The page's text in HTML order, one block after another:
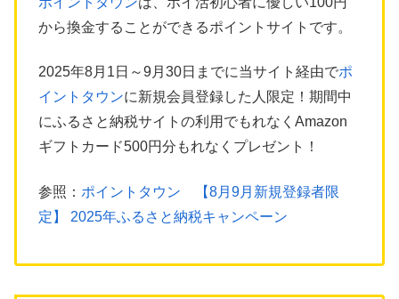
から換金することができるポイントサイトです。
2025年8月1日～9月30日までに当サイト経由でポ
イントタウンに新規会員登録した人限定！期間中
にふるさと納税サイトの利用でもれなくAmazon
ギフトカード500円分もれなくプレゼント！
参照： ポイントタウン 【8月9月新規登録者限
定】 2025年ふるさと納税キャンペーン